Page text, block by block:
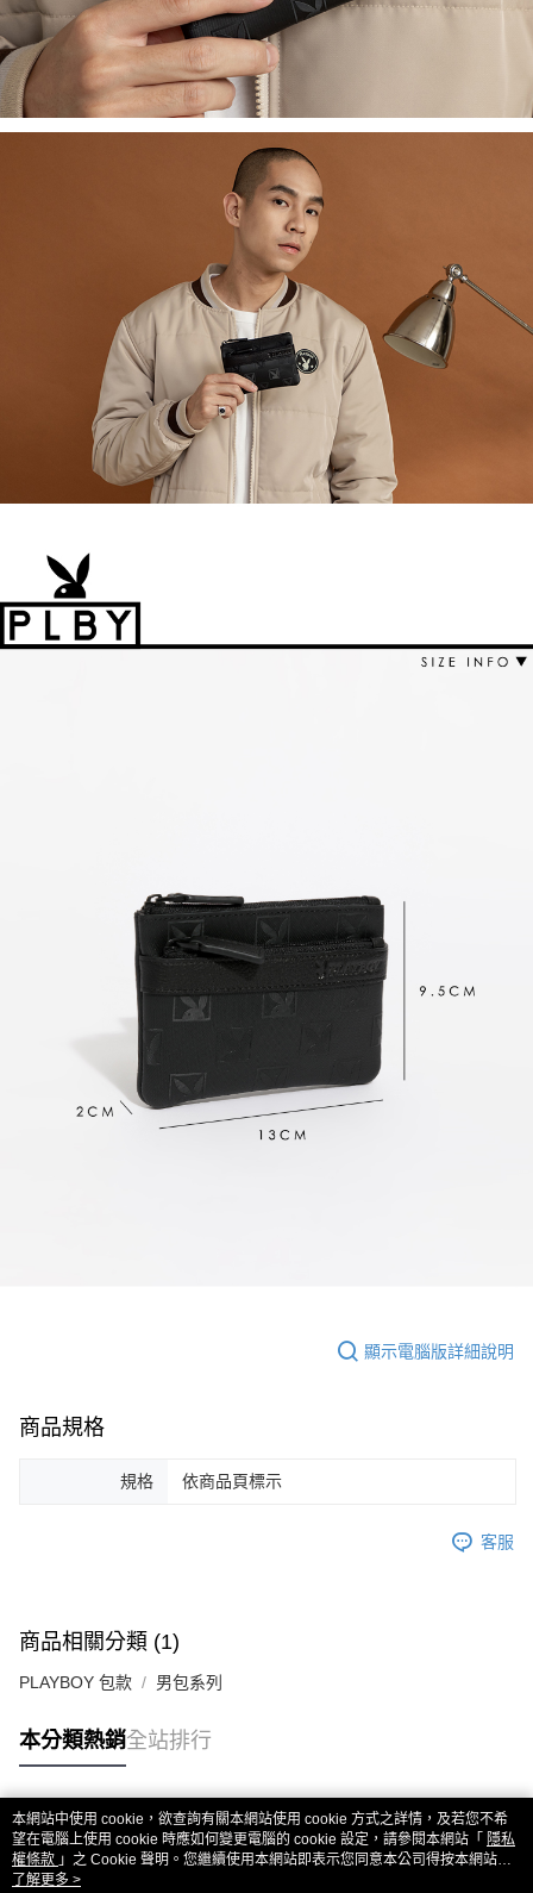
顯示電腦版詳細說明
商品規格
規格 依商品頁標示
客服
商品相關分類 (1)
PLAYBOY 包款 男包系列
本分類熱銷全站排行
熱門標籤
本網站中使用 cookie，欲查詢有關本網站使用 cookie 方式之詳情，及若您不希
望在電腦上使用 cookie 時應如何變更電腦的 cookie 設定，請參閱本網站「 隱私
權條款 」之 Cookie 聲明。您繼續使用本網站即表示您同意本公司得按本網站使
用條款之 Cookie 聲明使用 cookie。
了解更多 >